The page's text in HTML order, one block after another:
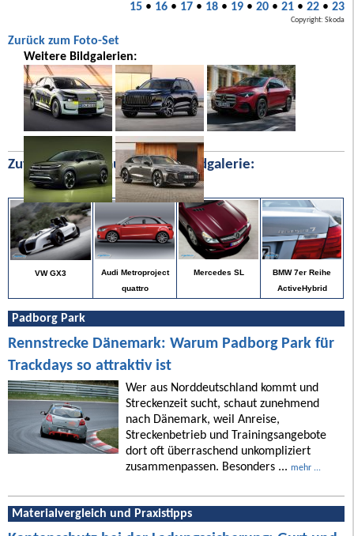
15• 16• 17• 18• 19• 20• 21• 22• 23
Copyright: Skoda
Zurück zum Foto-Set
Weitere Bildgalerien:
Zufällige Bilder aus unserer Bildgalerie:
VW GX3
Audi Metroproject
quattro
Mercedes SL
BMW 7er Reihe
ActiveHybrid
Padborg Park
Rennstrecke Dänemark: Warum Padborg Park für
Trackdays so attraktiv ist
Wer aus Norddeutschland kommt und
Streckenzeit sucht, schaut zunehmend
nach Dänemark, weil Anreise,
Streckenbetrieb und Trainingsangebote
dort oft überraschend unkompliziert
zusammenpassen. Besonders ... mehr ...
Materialvergleich und Praxistipps